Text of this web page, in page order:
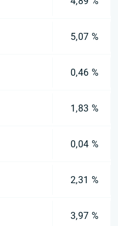
5,07 %
0,46 %
1,83 %
0,04 %
2,31 %
3,97 %